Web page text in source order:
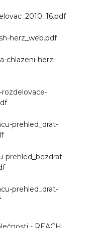
herz_web.pdf
chlazeni-herz-
prehled_drat-
prehled_bezdrat-
prehled_drat-